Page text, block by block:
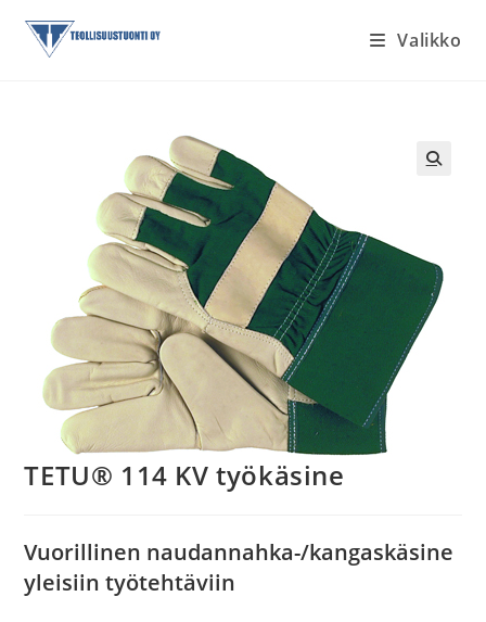
suoraan
Valikko
TETU® 114 KV työkäsine
Vuorillinen naudannahka-/kangaskäsine
yleisiin työtehtäviin